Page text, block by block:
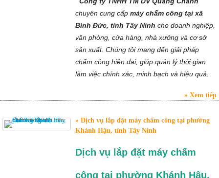
chuyên cung cấpmáy chấm công tại xã
Bình Đức, tỉnh Tây Ninh cho doanh nghiệp,
văn phòng, cửa hàng, nhà xưởng và cơ sở
sản xuất. Chúng tôi mang đến giải pháp
chấm công hiện đại, giúp quản lý thời gian
làm việc chính xác, minh bạch và hiệu quả.
Xem tiếp
Dịch vụ lắp đặt máy chấm công tại phường
Khánh Hậu, tỉnh Tây Ninh
Dịch vụ lắp đặt máy chấm
công tại phường Khánh Hậu,